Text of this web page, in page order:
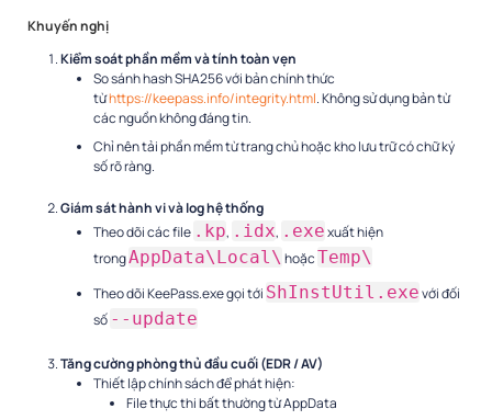
Khuyến nghị
Kiểm soát phần mềm và tính toàn vẹn
So sánh hash SHA256 với bản chính thức
từhttps://keepass.info/integrity.html. Không sử dụng bản từ
các nguồn không đáng tin.
Chỉ nên tải phần mềm từ trang chủ hoặc kho lưu trữ có chữ ký
số rõ ràng.
Giám sát hành vi và log hệ thống
Theo dõi các file .kp, .idx, .exexuất hiện
trongAppData\Local\ hoặcTemp\
Theo dõi KeePass.exe gọi tới ShInstUtil.exevới đối
số --update
Tăng cường phòng thủ đầu cuối (EDR / AV)
Thiết lập chính sách để phát hiện:
File thực thi bất thường từ AppData